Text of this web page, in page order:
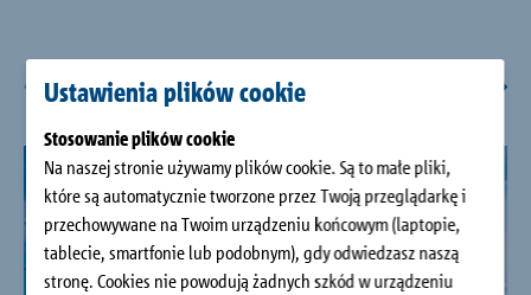
Ustawienia plików cookie
Stosowanie plików cookie
Na naszej stronie używamy plików cookie. Są to małe pliki,
które są automatycznie tworzone przez Twoją przeglądarkę i
przechowywane na Twoim urządzeniu końcowym (laptopie,
tablecie, smartfonie lub podobnym), gdy odwiedzasz naszą
stronę. Cookies nie powodują żadnych szkód w urządzeniu
Do pobrania
Serwis
Obiekty referencyjne
1 / 7